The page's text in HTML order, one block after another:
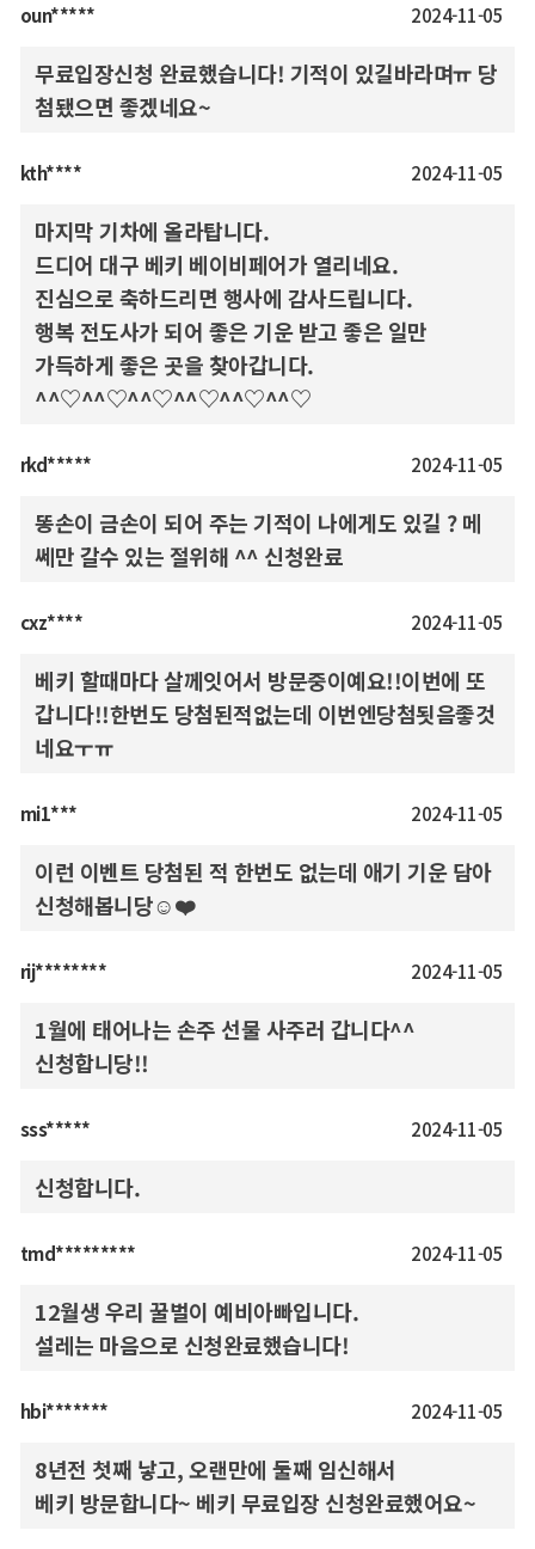
oun***** 2024-11-05
무료입장신청 완료했습니다! 기적이 있길바라며ㅠ 당
첨됐으면 좋겠네요~
kth**** 2024-11-05
마지막 기차에 올라탑니다.
드디어 대구 베키 베이비페어가 열리네요.
진심으로 축하드리면 행사에 감사드립니다.
행복 전도사가 되어 좋은 기운 받고 좋은 일만
가득하게 좋은 곳을 찾아갑니다.
^^♡^^♡^^♡^^♡^^♡^^♡
rkd***** 2024-11-05
똥손이 금손이 되어 주는 기적이 나에게도 있길 ? 메
쎄만 갈수 있는 절위해 ^^ 신청완료
cxz**** 2024-11-05
베키 할때마다 살께잇어서 방문중이예요!!이번에 또
갑니다!!한번도 당첨된적없는데 이번엔당첨됫음좋것
네요ㅜㅠ
mi1*** 2024-11-05
이런 이벤트 당첨된 적 한번도 없는데 애기 기운 담아
신청해봅니당☺️❤️
rij******** 2024-11-05
1월에 태어나는 손주 선물 사주러 갑니다^^
신청합니당!!
sss***** 2024-11-05
신청합니다.
tmd********* 2024-11-05
12월생 우리 꿀벌이 예비아빠입니다.
설레는 마음으로 신청완료했습니다!
hbi******* 2024-11-05
8년전 첫째 낳고, 오랜만에 둘째 임신해서
베키 방문합니다~ 베키 무료입장 신청완료했어요~